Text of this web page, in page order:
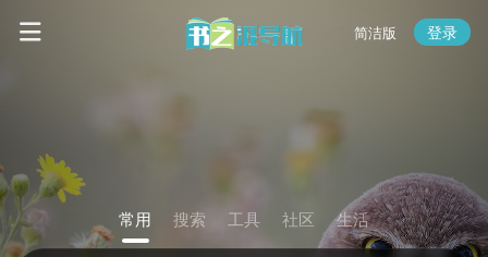
简洁版 登录
常用 搜索 工具 社区 生活